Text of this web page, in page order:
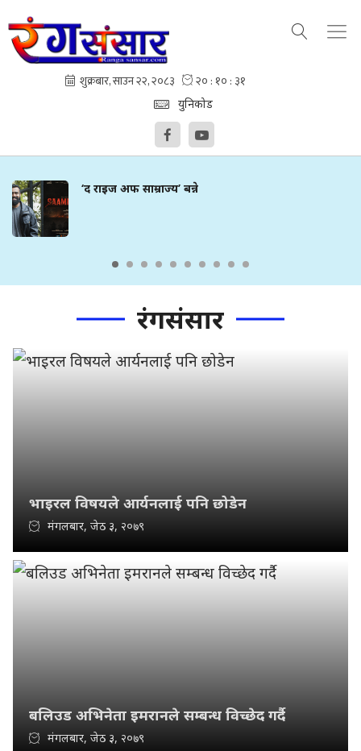
युनिकोड
‘द राइज अफ साम्राज्य’ बन्ने
रंगसंसार
भाइरल विषयले आर्यनलाई पनि छोडेन
मंगलबार, जेठ ३, २०७९
बलिउड अभिनेता इमरानले सम्बन्ध विच्छेद गर्दै
मंगलबार, जेठ ३, २०७९